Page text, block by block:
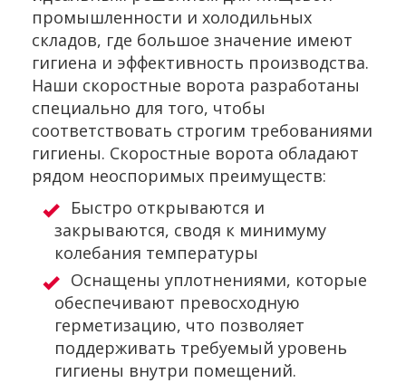
промышленности и холодильных
складов, где большое значение имеют
гигиена и эффективность производства.
Наши скоростные ворота разработаны
специально для того, чтобы
соответствовать строгим требованиями
гигиены. Скоростные ворота обладают
рядом неоспоримых преимуществ:
Быстро открываются и
закрываются, сводя к минимуму
колебания температуры
Оснащены уплотнениями, которые
обеспечивают превосходную
герметизацию, что позволяет
поддерживать требуемый уровень
гигиены внутри помещений.